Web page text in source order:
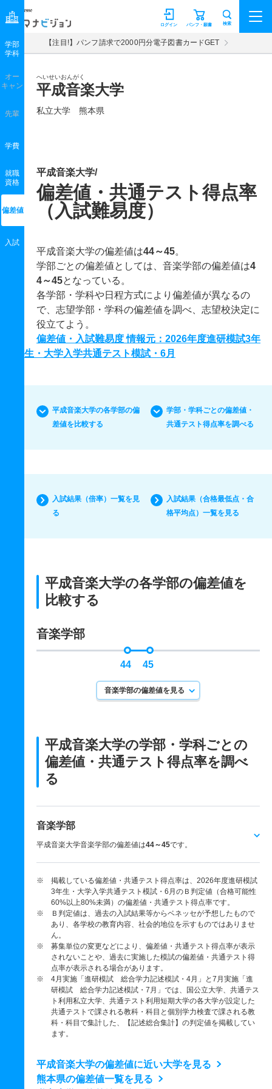
マナビジョン パンフ・願書
ログイン 検索
【注目!】パンフ請求で2000円分電子図書カードGET
へいせいおんがく
平成音楽大学
私立大学 熊本県
学部
学科
オー
キャン
先輩
学費
就職
資格
偏差値
入試
平成音楽大学/
偏差値・共通テスト得点率
（入試難易度）
平成音楽大学の偏差値は44～45。
学部ごとの偏差値としては、音楽学部の偏差値は4
4～45となっている。
各学部・学科や日程方式により偏差値が異なるの
で、志望学部・学科の偏差値を調べ、志望校決定に
役立てよう。
偏差値・入試難易度 情報元：2026年度進研模試3年
生・大学入学共通テスト模試・6月
平成音楽大学の各学部の偏
差値を比較する
学部・学科ごとの偏差値・
共通テスト得点率を調べる
入試結果（倍率）一覧を見
る
入試結果（合格最低点・合
格平均点）一覧を見る
平成音楽大学の各学部の偏差値を
比較する
音楽学部
44 45
音楽学部の偏差値を見る
平成音楽大学の学部・学科ごとの
偏差値・共通テスト得点率を調べ
る
音楽学部
平成音楽大学音楽学部の偏差値は44～45です。
※ 掲載している偏差値・共通テスト得点率は、2026年度進研模試
3年生・大学入学共通テスト模試・6月のＢ判定値（合格可能性
60%以上80%未満）の偏差値・共通テスト得点率です。
※ Ｂ判定値は、過去の入試結果等からベネッセが予想したもので
あり、各学校の教育内容、社会的地位を示すものではありませ
ん。
※ 募集単位の変更などにより、偏差値・共通テスト得点率が表示
されないことや、過去に実施した模試の偏差値・共通テスト得
点率が表示される場合があります。
※ 4月実施「進研模試 総合学力記述模試・4月」と7月実施「進
研模試 総合学力記述模試・7月」では、国公立大学、共通テス
ト利用私立大学、共通テスト利用短期大学の各大学が設定した
共通テストで課される教科・科目と個別学力検査で課される教
科・科目で集計した、【記述総合集計】の判定値を掲載してい
ます。
平成音楽大学の偏差値に近い大学を見る
熊本県の偏差値一覧を見る